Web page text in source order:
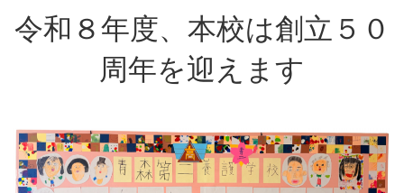
令和８年度、本校は創立５０
周年を迎えます
p
r
e
e
x